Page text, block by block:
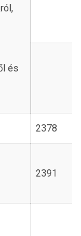
és
2378
2391